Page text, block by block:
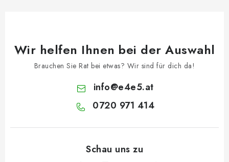
Wir helfen Ihnen bei der Auswahl
Brauchen Sie Rat bei etwas? Wir sind für dich da!
info@e4e5.at
0720 971 414